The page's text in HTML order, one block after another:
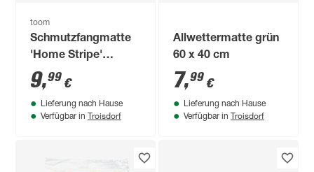
toom
Schmutzfangmatte
'Home Stripe'
anthrazit 25 x 75 cm
9,99 €
Lieferung nach Hause
Verfügbar in Troisdorf
Allwettermatte grün
60 x 40 cm
7,99 €
Lieferung nach Hause
Verfügbar in Troisdorf